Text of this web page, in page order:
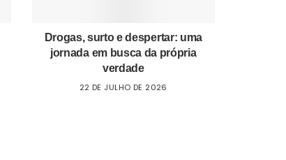
Drogas, surto e despertar: uma
jornada em busca da própria
verdade
22 DE JULHO DE 2026